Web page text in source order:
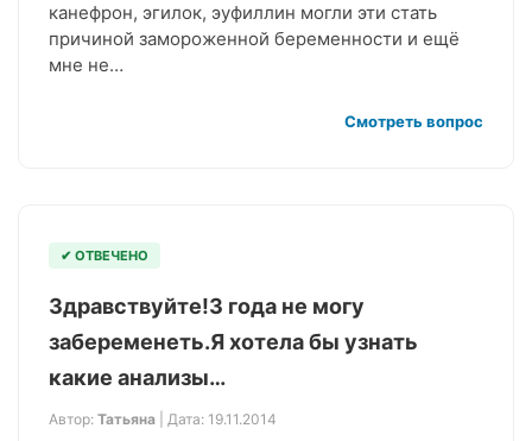
канефрон, эгилок, эуфиллин могли эти стать
причиной замороженной беременности и ещё
мне не…
Смотреть вопрос
✔ ОТВЕЧЕНО
Здравствуйте!3 года не могу
забеременеть.Я хотела бы узнать
какие анализы…
Автор: Татьяна | Дата: 19.11.2014